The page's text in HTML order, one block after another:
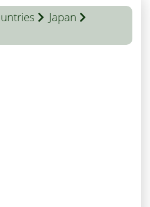
Japan